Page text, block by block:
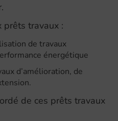
prêts travaux :
de travaux
énergétique
d’amélioration, de
de ces prêts travaux